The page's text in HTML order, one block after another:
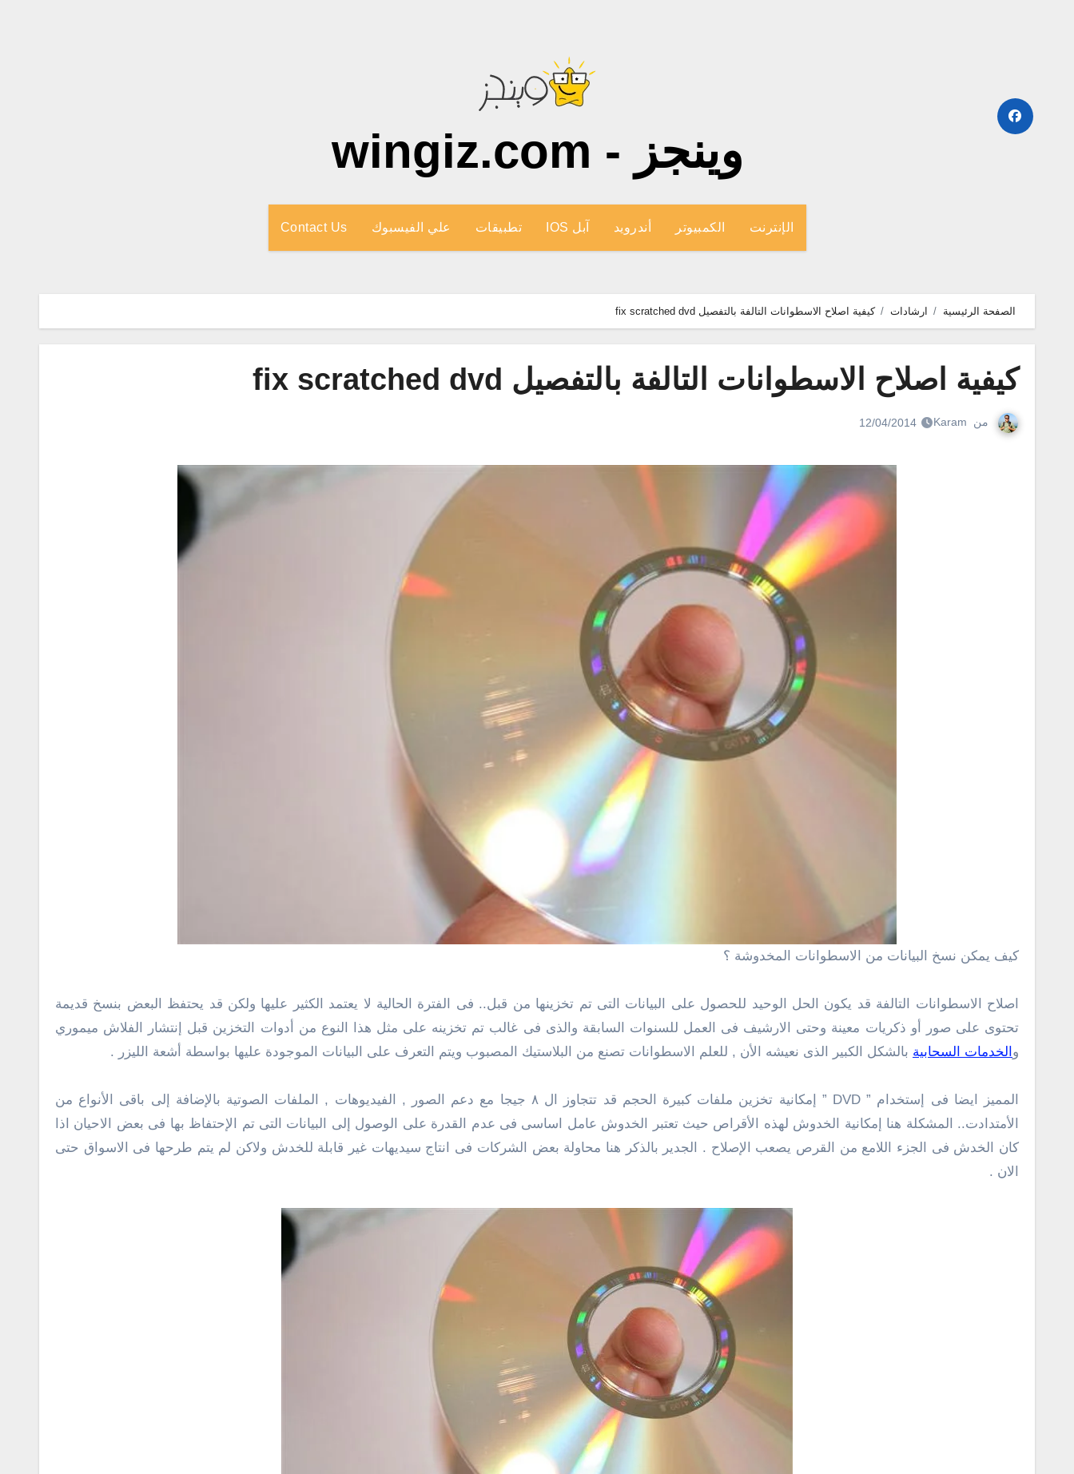
وينجز - wingiz.com
الإنترنت الكمبيوتر أندرويد آبل IOS تطبيقات علي الفيسبوك Contact Us
الصفحة الرئيسية ارشادات كيفية اصلاح الاسطوانات التالفة بالتفصيل fix scratched dvd
كيفية اصلاح الاسطوانات التالفة بالتفصيل fix scratched dvd
من Karam
12/04/2014
كيف يمكن نسخ البيانات من الاسطوانات المخدوشة ؟
اصلاح الاسطوانات التالفة قد يكون الحل الوحيد للحصول على البيانات التى تم تخزينها من قبل.. فى الفترة الحالية لا يعتمد الكثير عليها ولكن قد يحتفظ البعض بنسخ قديمة
تحتوى على صور أو ذكريات معينة وحتى الارشيف فى العمل للسنوات السابقة والذى فى غالب تم تخزينه على مثل هذا النوع من أدوات التخزين قبل إنتشار الفلاش ميموري
و الخدمات السحابية بالشكل الكبير الذى نعيشه الأن , للعلم الاسطوانات تصنع من البلاستيك المصبوب ويتم التعرف على البيانات الموجودة عليها بواسطة أشعة الليزر .
المميز ايضا فى إستخدام ” DVD ” إمكانية تخزين ملفات كبيرة الحجم قد تتجاوز ال ٨ جيجا مع دعم الصور , الفيديوهات , الملفات الصوتية بالإضافة إلى باقى الأنواع من
الأمتدادت.. المشكلة هنا إمكانية الخدوش لهذه الأقراص حيث تعتبر الخدوش عامل اساسى فى عدم القدرة على الوصول إلى البيانات التى تم الإحتفاظ بها فى بعض الاحيان اذا
كان الخدش فى الجزء اللامع من القرص يصعب الإصلاح . الجدير بالذكر هنا محاولة بعض الشركات فى انتاج سيديهات غير قابلة للخدش ولاكن لم يتم طرحها فى الاسواق حتى
الان .